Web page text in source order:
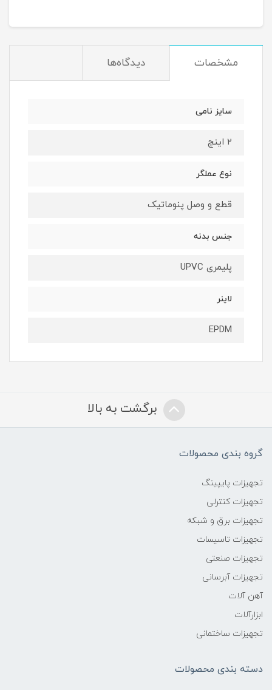
مشخصات دیدگاه‌ها
سایز نامی
۲ اینچ
نوع عملگر
قطع و وصل پنوماتیک
جنس بدنه
پلیمری UPVC
لاینر
EPDM
برگشت به بالا
گروه بندی محصولات
تجهیزات پایپینگ
تجهیزات کنترلی
تجهیزات برق و شبکه
تجهیزات تاسیسات
تجهیزات صنعتی
تجهیزات آبرسانی
آهن آلات
ابزارآلات
تجهیزات ساختمانی
دسته بندی محصولات